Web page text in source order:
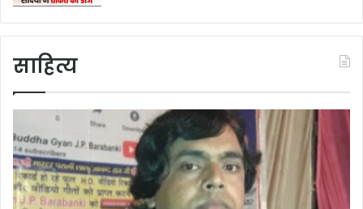
साहित्य